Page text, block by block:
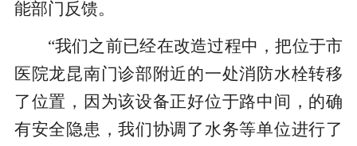
能部门反馈。
“我们之前已经在改造过程中，把位于市
医院龙昆南门诊部附近的一处消防水栓转移
了位置，因为该设备正好位于路中间，的确
有安全隐患，我们协调了水务等单位进行了